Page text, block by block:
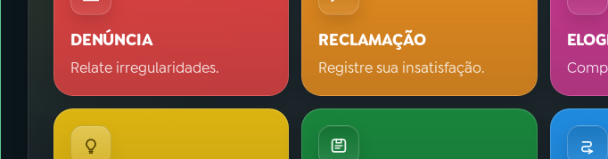
DENÚNCIA
Relate irregularidades.
RECLAMAÇÃO
Registre sua insatisfação.